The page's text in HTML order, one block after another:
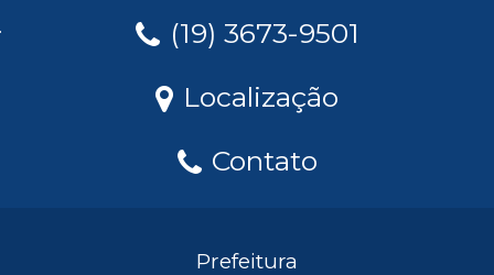
(19) 3673-9501
Localização
Contato
Prefeitura